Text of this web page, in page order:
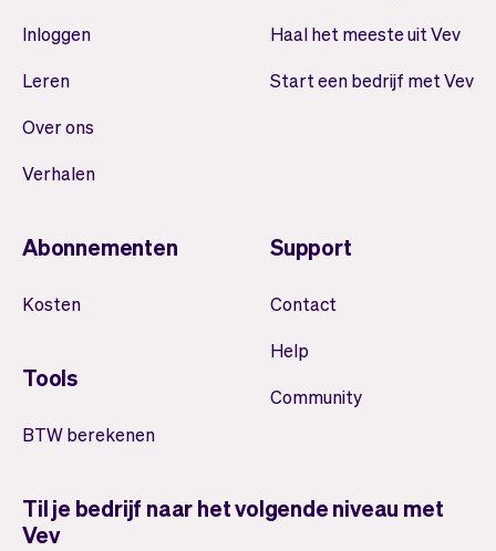
Inloggen
Leren
Over ons
Verhalen
Haal het meeste uit Vev
Start een bedrijf met Vev
Abonnementen
Kosten
Tools
BTW berekenen
Support
Contact
Help
Community
Til je bedrijf naar het volgende niveau met
Vev